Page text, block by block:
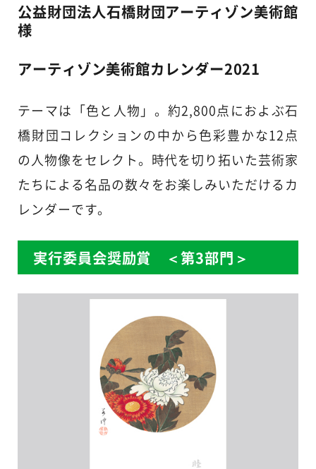
公益財団法人石橋財団アーティゾン美術館
様
アーティゾン美術館カレンダー2021
テーマは「色と人物」。約2,800点におよぶ石
橋財団コレクションの中から色彩豊かな12点
の人物像をセレクト。時代を切り拓いた芸術家
たちによる名品の数々をお楽しみいただけるカ
レンダーです。
実行委員会奨励賞 ＜第3部門＞